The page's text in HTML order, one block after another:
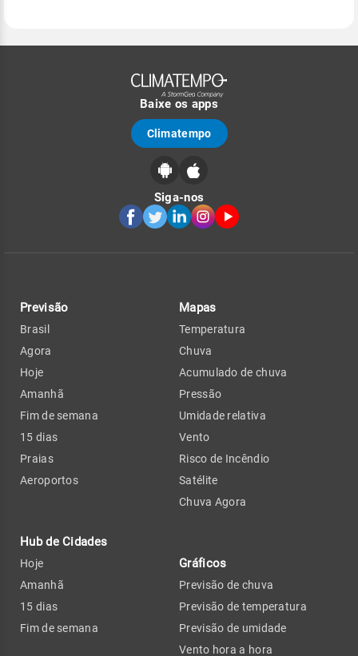
Baixe os apps
Climatempo
Siga-nos
Previsão
Brasil
Agora
Hoje
Amanhã
Fim de semana
15 dias
Praias
Aeroportos
Hub de Cidades
Hoje
Amanhã
15 dias
Fim de semana
Mapas
Temperatura
Chuva
Acumulado de chuva
Pressão
Umidade relativa
Vento
Risco de Incêndio
Satélite
Chuva Agora
Gráficos
Previsão de chuva
Previsão de temperatura
Previsão de umidade
Vento hora a hora